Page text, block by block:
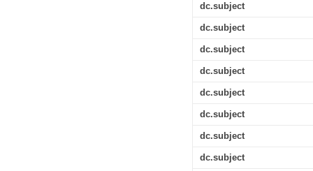
dc.subject
dc.subject
dc.subject
dc.subject
dc.subject
dc.subject
dc.subject
dc.subject